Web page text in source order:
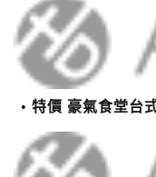
特價 豪氣食堂台